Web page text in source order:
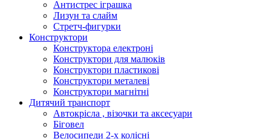
Антистрес іграшка
Лизун та слайм
Стретч-фигурки
Конструктори
Конструктора електроні
Конструктори для малюків
Конструктори пластикові
Конструктори металеві
Конструктори магнітні
Дитячий транспорт
Автокрісла , візочки та аксесуари
Біговел
Велосипеди 2-х колісні